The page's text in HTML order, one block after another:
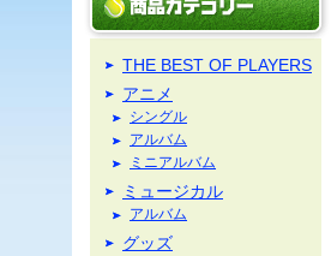
THE BEST OF PLAYERS
アニメ
シングル
アルバム
ミニアルバム
ミュージカル
アルバム
グッズ